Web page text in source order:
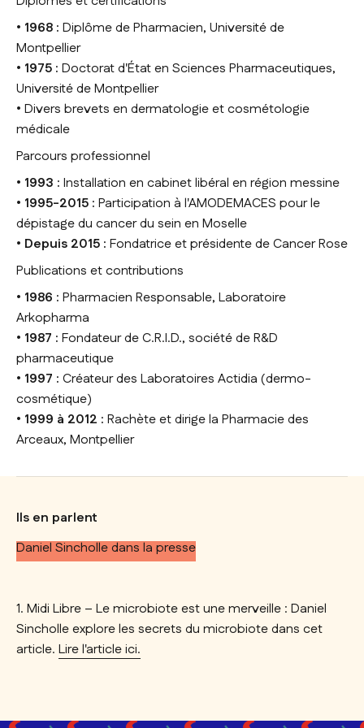
• 1968 : Diplôme de Pharmacien, Université de
Montpellier
• 1975 : Doctorat d'État en Sciences Pharmaceutiques,
Université de Montpellier
• Divers brevets en dermatologie et cosmétologie
médicale
Parcours professionnel
• 1993 : Installation en cabinet libéral en région messine
• 1995-2015 : Participation à l'AMODEMACES pour le
dépistage du cancer du sein en Moselle
• Depuis 2015 : Fondatrice et présidente de Cancer Rose
Publications et contributions
• 1986 : Pharmacien Responsable, Laboratoire
Arkopharma
• 1987 : Fondateur de C.R.I.D., société de R&D
pharmaceutique
• 1997 : Créateur des Laboratoires Actidia (dermo-
cosmétique)
• 1999 à 2012 : Rachète et dirige la Pharmacie des
Arceaux, Montpellier
Ils en parlent
Daniel Sincholle dans la presse
1. Midi Libre – Le microbiote est une merveille : Daniel
Sincholle explore les secrets du microbiote dans cet
article. Lire l'article ici.